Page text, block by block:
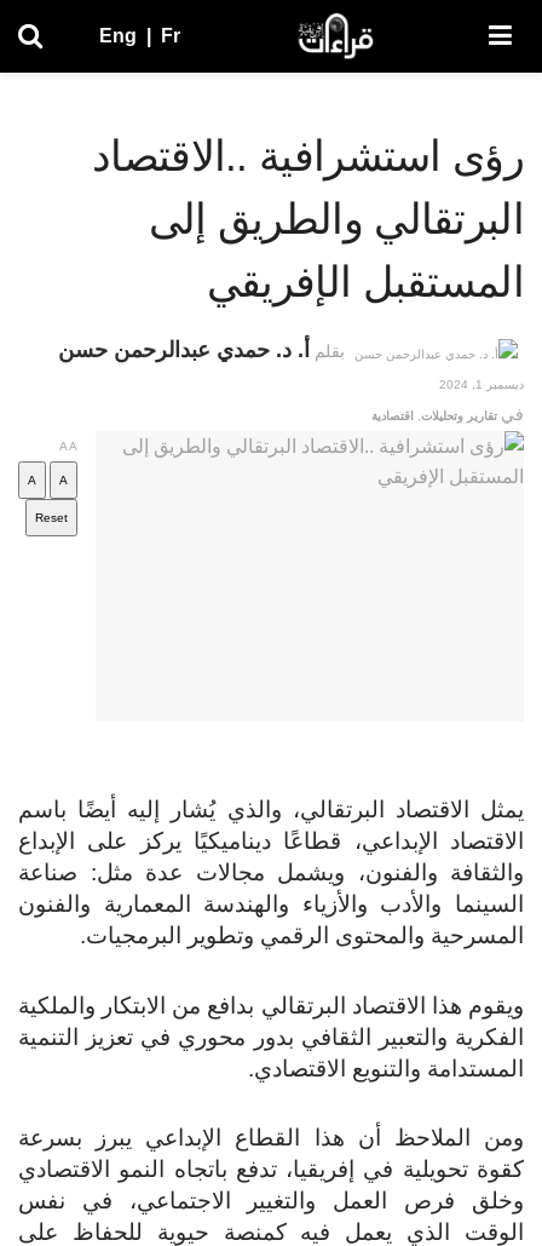
Eng Fr
رؤى استشرافية ..الاقتصاد
البرتقالي والطريق إلى
المستقبل الإفريقي
بقلم أ. د. حمدي عبدالرحمن حسن
ديسمبر 1, 2024
في تقارير وتحليلات اقتصادية
AA
A
A
Reset
يمثل الاقتصاد البرتقالي، والذي يُشار إليه أيضًا باسم
الاقتصاد الإبداعي، قطاعًا ديناميكيًا يركز على الإبداع
والثقافة والفنون، ويشمل مجالات عدة مثل: صناعة
السينما والأدب والأزياء والهندسة المعمارية والفنون
المسرحية والمحتوى الرقمي وتطوير البرمجيات.
ويقوم هذا الاقتصاد البرتقالي بدافع من الابتكار والملكية
الفكرية والتعبير الثقافي بدور محوري في تعزيز التنمية
المستدامة والتنويع الاقتصادي.
ومن الملاحظ أن هذا القطاع الإبداعي يبرز بسرعة
كقوة تحويلية في إفريقيا، تدفع باتجاه النمو الاقتصادي
وخلق فرص العمل والتغيير الاجتماعي، في نفس
الوقت الذي يعمل فيه كمنصة حيوية للحفاظ على